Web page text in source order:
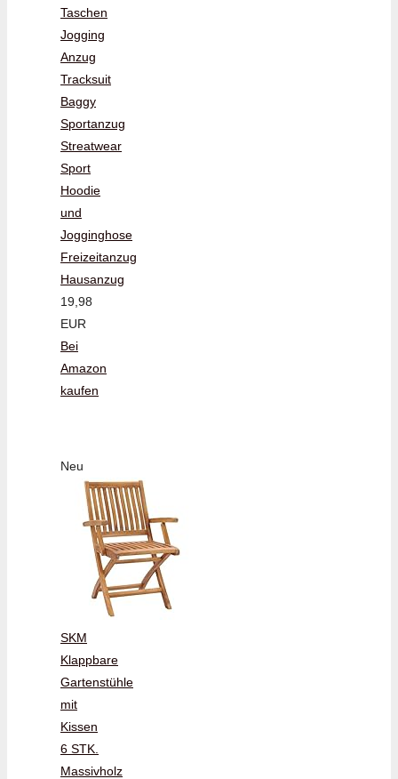
Taschen
Jogging
Anzug
Tracksuit
Baggy
Sportanzug
Streatwear
Sport
Hoodie
und
Jogginghose
Freizeitanzug
Hausanzug
19,98
EUR
Bei
Amazon
kaufen
Neu
SKM
Klappbare
Gartenstühle
mit
Kissen
6 STK.
Massivholz